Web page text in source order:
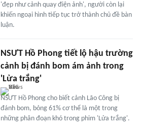
'đẹp như cảnh quay điện ảnh', người còn lại
khiến ngoại hình tiếp tục trở thành chủ đề bàn
luận.
NSƯT Hồ Phong tiết lộ hậu trường
cảnh bị đánh bom ám ảnh trong
'Lửa trắng'
NSƯT Hồ Phong cho biết cảnh Lão Công bị
đánh bom, bỏng 61% cơ thể là một trong
những phân đoạn khó trong phim 'Lửa trắng'.